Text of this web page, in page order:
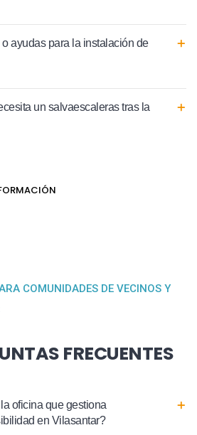
ayudas para la instalación de
un salvaescaleras tras la
COMUNIDADES DE VECINOS Y
FRECUENTES
oficina que gestiona
en Vilasantar?